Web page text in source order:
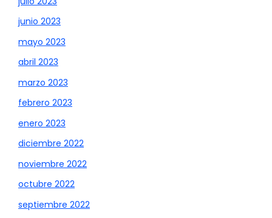
junio 2023
mayo 2023
abril 2023
marzo 2023
febrero 2023
enero 2023
diciembre 2022
noviembre 2022
octubre 2022
septiembre 2022